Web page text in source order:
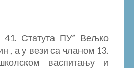
41. Статута ПУ” Вељко
, а у вези са чланом 13.
васпитању и